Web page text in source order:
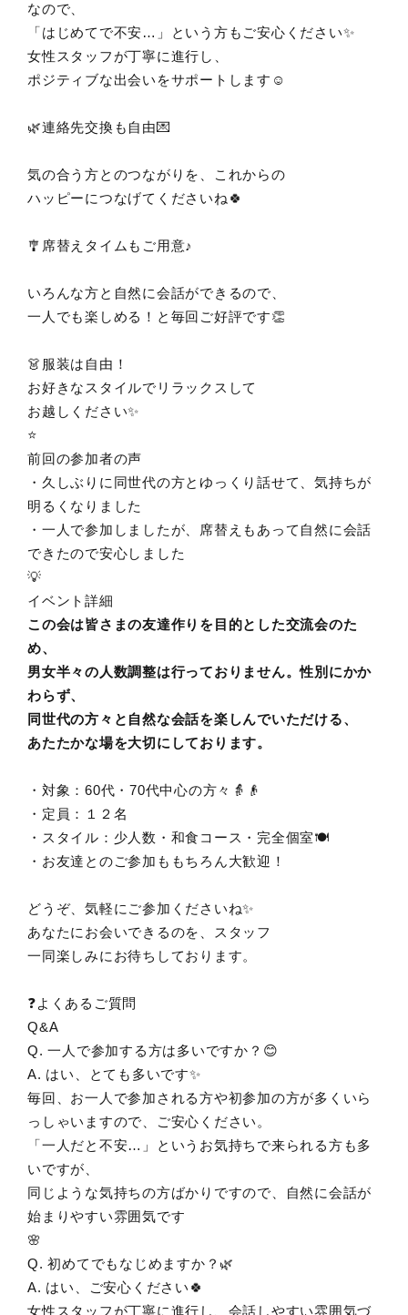
なので、
「はじめてで不安…」という方もご安心ください✨
女性スタッフが丁寧に進行し、
ポジティブな出会いをサポートします☺️
🌿連絡先交換も自由💌
気の合う方とのつながりを、これからの
ハッピーにつなげてくださいね🍀
🎐席替えタイムもご用意♪
いろんな方と自然に会話ができるので、
一人でも楽しめる！と毎回ご好評です👏
👗服装は自由！
お好きなスタイルでリラックスして
お越しください✨
⭐️
前回の参加者の声
・久しぶりに同世代の方とゆっくり話せて、気持ちが
明るくなりました
・一人で参加しましたが、席替えもあって自然に会話
できたので安心しました
💡
イベント詳細
この会は皆さまの友達作りを目的とした交流会のた
め、
男女半々の人数調整は行っておりません。性別にかか
わらず、
同世代の方々と自然な会話を楽しんでいただける、
あたたかな場を大切にしております。
・対象：60代・70代中心の方々👵👴
・定員：１２名
・スタイル：少人数・和食コース・完全個室🍽️
・お友達とのご参加ももちろん大歓迎！
どうぞ、気軽にご参加くださいね✨
あなたにお会いできるのを、スタッフ
一同楽しみにお待ちしております。
❓よくあるご質問
Q&A
Q. 一人で参加する方は多いですか？😊
A. はい、とても多いです✨
毎回、お一人で参加される方や初参加の方が多くいら
っしゃいますので、ご安心ください。
「一人だと不安…」というお気持ちで来られる方も多
いですが、
同じような気持ちの方ばかりですので、自然に会話が
始まりやすい雰囲気です
🌸
Q. 初めてでもなじめますか？🌿
A. はい、ご安心ください🍀
女性スタッフが丁寧に進行し、会話しやすい雰囲気づ